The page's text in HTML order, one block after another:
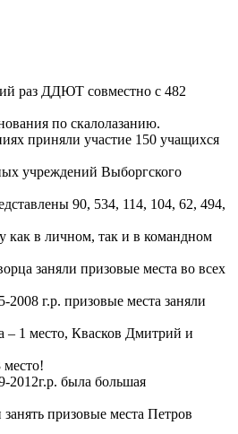
раз ДДЮТ совместно с 482
по скалолазанию.
приняли участие 150 учащихся
учреждений Выборгского
90, 534, 114, 104, 62, 494,
как в личном, так и в командном
заняли призовые места во всех
2008 г.р. призовые места заняли
1 место, Квасков Дмитрий и
место!
2012г.р. была большая
призовые места Петров